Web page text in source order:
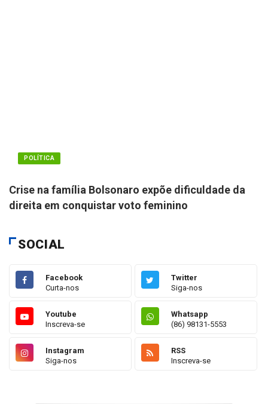
POLÍTICA
Crise na família Bolsonaro expõe dificuldade da
direita em conquistar voto feminino
SOCIAL
Facebook
Curta-nos
Twitter
Siga-nos
Youtube
Inscreva-se
Whatsapp
(86) 98131-5553
Instagram
Siga-nos
RSS
Inscreva-se